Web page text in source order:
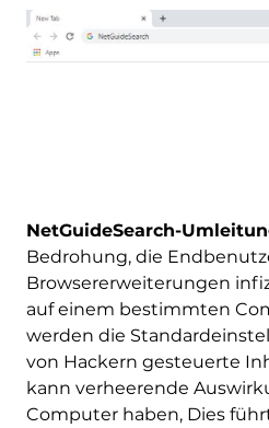
NetGuideSearch-
Bedrohung, die
Browsererweiterungen
auf einem bestimmten
werden die
von Hackern gesteuerte
kann verheerende
Computer haben, Dies